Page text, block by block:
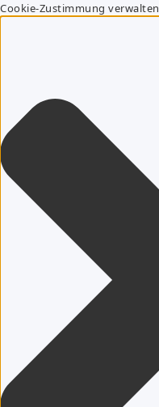
Cookie-Zustimmung verwalten